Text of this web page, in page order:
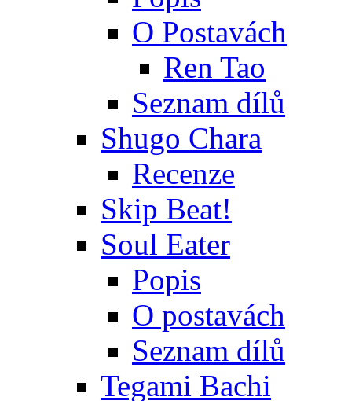
O Postavách
Ren Tao
Seznam dílů
Shugo Chara
Recenze
Skip Beat!
Soul Eater
Popis
O postavách
Seznam dílů
Tegami Bachi